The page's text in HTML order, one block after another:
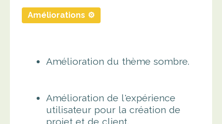
Améliorations ⚙️
Amélioration du thème sombre.
Amélioration de l'expérience
utilisateur pour la création de
projet et de client.